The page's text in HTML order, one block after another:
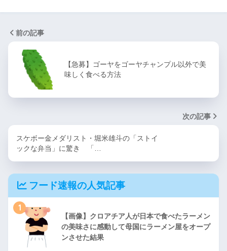
前の記事
【急募】ゴーヤをゴーヤチャンプル以外で美
味しく食べる方法
次の記事
スケボー金メダリスト・堀米雄斗の「ストイ
ックな弁当」に驚き 「…
フード速報の人気記事
1
【画像】クロアチア人が日本で食べたラーメン
の美味さに感動して母国にラーメン屋をオープ
ンさせた結果